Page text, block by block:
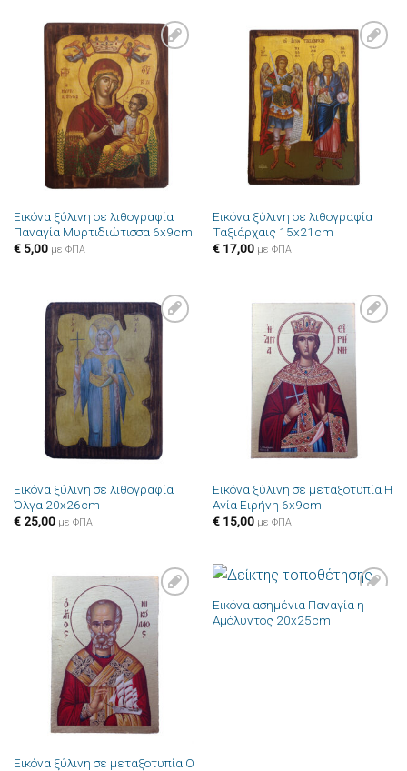
Πρόσθήκη
στην λίστα
επιθυμιών
Εικόνα ξύλινη σε λιθογραφία
Παναγία Μυρτιδιώτισσα 6x9cm
€5,00 με ΦΠΑ
Πρόσθήκη
στην λίστα
επιθυμιών
Εικόνα ξύλινη σε λιθογραφία
Ταξιάρχαις 15x21cm
€17,00 με ΦΠΑ
Πρόσθήκη
στην λίστα
επιθυμιών
Εικόνα ξύλινη σε λιθογραφία
Όλγα 20x26cm
€25,00 με ΦΠΑ
Πρόσθήκη
στην λίστα
Εικόνα ξύλινη σε μεταξοτυπία Η
Αγία Ειρήνη 6x9cm
€15,00 με ΦΠΑ
Πρόσθήκη
στην λίστα
επιθυμιών
Εικόνα ξύλινη σε μεταξοτυπία Ο
Πρόσθήκη
Εικόνα ασημένια Παναγία η
Αμόλυντος 20x25cm